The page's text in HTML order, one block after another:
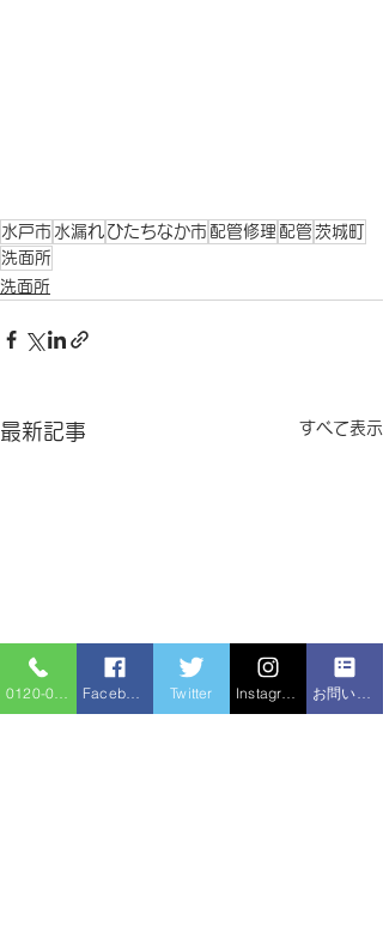
水戸市 水漏れ ひたちなか市 配管修理 配管 茨城町
洗面所
洗面所
最新記事 すべて表示
Twitter